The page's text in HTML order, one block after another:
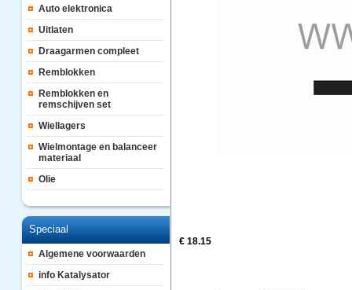
Auto elektronica
Uitlaten
Draagarmen compleet
Remblokken
Remblokken en
remschijven set
Wiellagers
Wielmontage en balanceer
materiaal
Olie
Speciaal
Algemene voorwaarden
info Katalysator
€ 18.15